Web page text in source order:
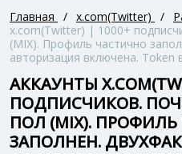
Главная / x.com(Twitter) /
x.com(Twitter) | 1000+
(MIX). Профиль частично
авторизация включена. Token
АККАУНТЫ
ПОДПИСЧИКОВ.
ПОЛ (MIX).
ЗАПОЛНЕН.